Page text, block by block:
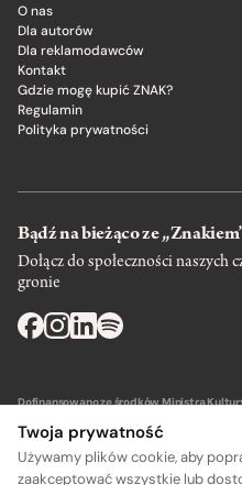
O nas
Dla autorów
Dla reklamodawców
Kontakt
Gdzie mogę kupić ZNAK?
Regulamin
Polityka prywatności
Bądź na bieżąco ze
Dołącz do społeczności
gronie
Dofinansowano ze środków Ministra
Twoja prywatność
Używamy plików cookie, aby
zaakceptować wszystkie lub